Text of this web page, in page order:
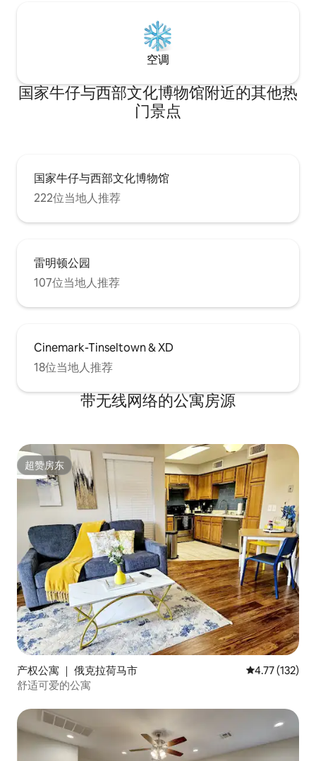
空调
国家牛仔与西部文化博物馆附近的其他热
门景点
国家牛仔与西部文化博物馆
222位当地人推荐
雷明顿公园
107位当地人推荐
Cinemark-Tinseltown & XD
18位当地人推荐
带无线网络的公寓房源
超赞房东
超赞房东
产权公寓 ｜ 俄克拉荷马市 平均评分 4.77
4.77 (132)
舒适可爱的公寓